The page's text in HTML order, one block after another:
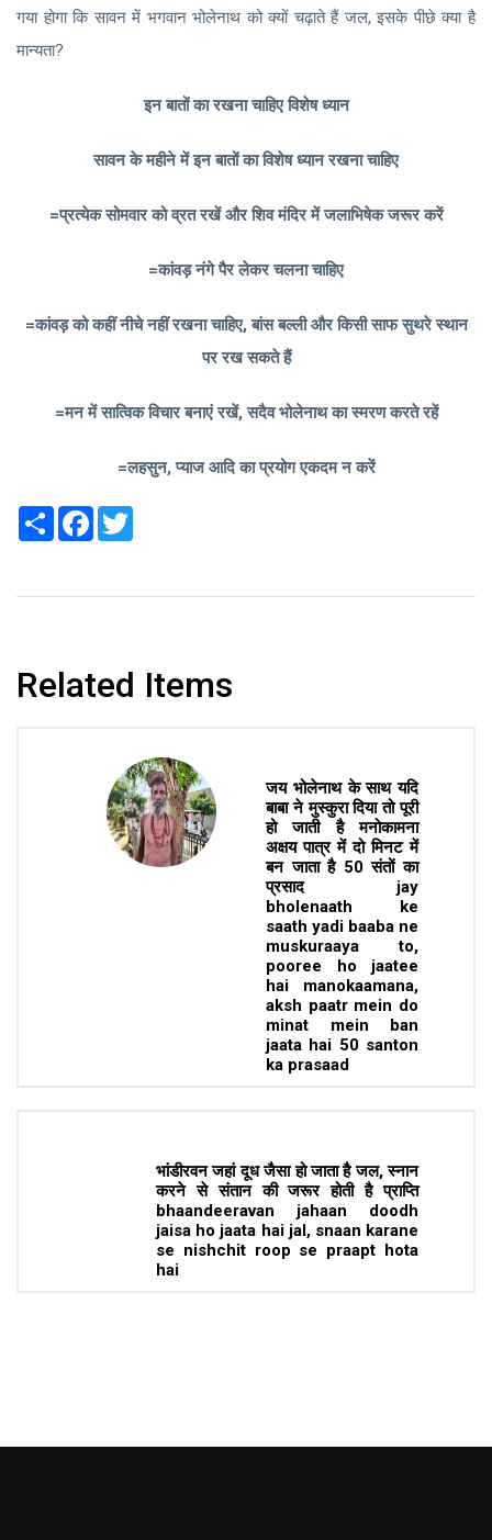
गया होगा कि सावन में भगवान भोलेनाथ को क्यों चढ़ाते हैं जल, इसके पीछे क्या है
मान्यता?
इन बातों का रखना चाहिए विशेष ध्यान
सावन के महीने में इन बातों का विशेष ध्यान रखना चाहिए
=प्रत्येक सोमवार को व्रत रखें और शिव मंदिर में जलाभिषेक जरूर करें
=कांवड़ नंगे पैर लेकर चलना चाहिए
=कांवड़ को कहीं नीचे नहीं रखना चाहिए, बांस बल्ली और किसी साफ सुथरे स्थान
पर रख सकते हैं
=मन में सात्विक विचार बनाएं रखें, सदैव भोलेनाथ का स्मरण करते रहें
=लहसुन, प्याज आदि का प्रयोग एकदम न करें
Share Facebook
Related Items
जय भोलेनाथ के साथ यदि
बाबा ने मुस्कुरा दिया तो पूरी
हो जाती है मनोकामना
अक्षय पात्र में दो मिनट में
बन जाता है 50 संतों का
प्रसाद jay
bholenaath ke
saath yadi baaba ne
muskuraaya to,
pooree ho jaatee
hai manokaamana,
aksh paatr mein do
minat mein ban
jaata hai 50 santon
ka prasaad
भांडीरवन जहां दूध जैसा हो जाता है जल, स्नान
करने से संतान की जरूर होती है प्राप्ति
bhaandeeravan jahaan doodh
jaisa ho jaata hai jal, snaan karane
se nishchit roop se praapt hota
hai